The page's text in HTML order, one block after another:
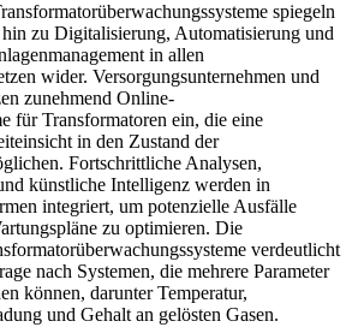
spiegeln
zu Digitalisierung, Automatisierung und
in allen
wider. Versorgungsunternehmen und
zunehmend Online-
für Transformatoren ein, die eine
in den Zustand der
Fortschrittliche Analysen,
künstliche Intelligenz werden in
integriert, um potenzielle Ausfälle
zu optimieren. Die
verdeutlicht
nach Systemen, die mehrere Parameter
können, darunter Temperatur,
und Gehalt an gelösten Gasen.